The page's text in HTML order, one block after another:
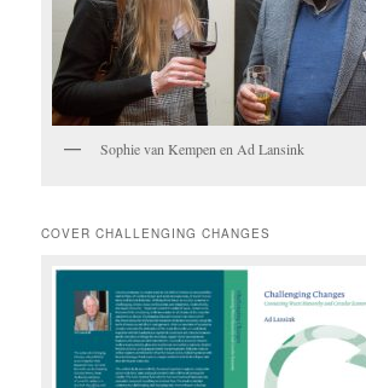
Sophie van Kempen en Ad Lansink
COVER CHALLENGING CHANGES